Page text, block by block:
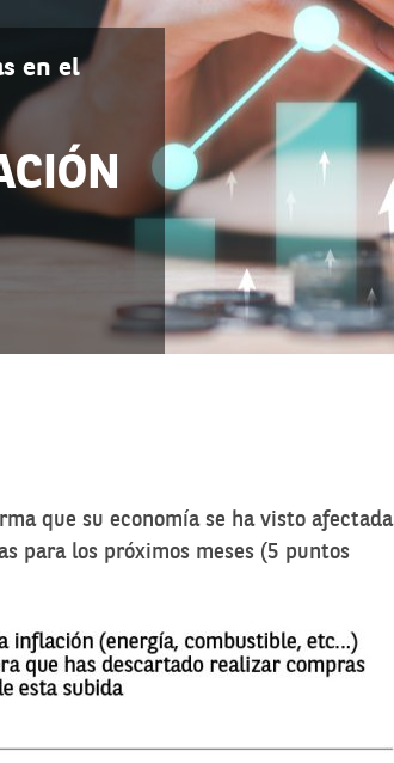
en el
que su economía se ha visto afectada
para los próximos meses (5 puntos